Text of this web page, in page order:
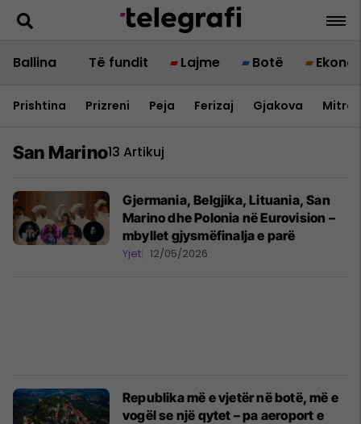
Ballina Të fundit Lajme Botë
Prishtina Prizreni Peja Ferizaj Gjakova
San Marino13 Artikuj
Gjermania, Belgjika, Lituania, San
Marino dhe Polonia në Eurovision –
mbyllet gjysmëfinalja e parë
Yjet 12/05/2026
Republika më e vjetër në botë, më e
vogël se një qytet – pa aeroport e